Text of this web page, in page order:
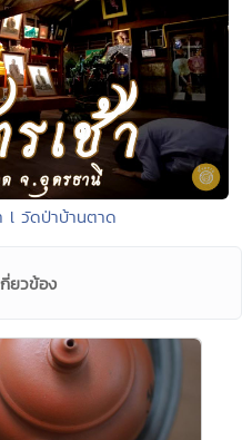
l วัดป่าบ้านตาด
ยวข้อง